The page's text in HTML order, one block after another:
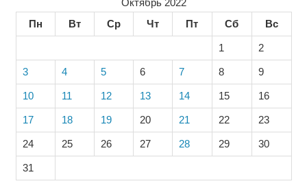
Октябрь 2022
Пн
Вт Ср Чт Пт Сб Вс
1 2
3 4 5 6 7 8 9
10 11 12 13 14 15 16
17 18 19 20 21 22 23
24 25 26 27 28 29 30
31